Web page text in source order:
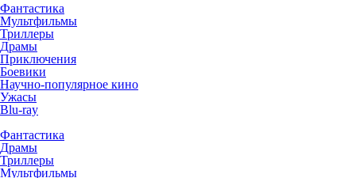
Фантастика
Мультфильмы
Триллеры
Драмы
Приключения
Боевики
Научно-популярное кино
Ужасы
Blu-ray
Фантастика
Драмы
Триллеры
Мультфильмы